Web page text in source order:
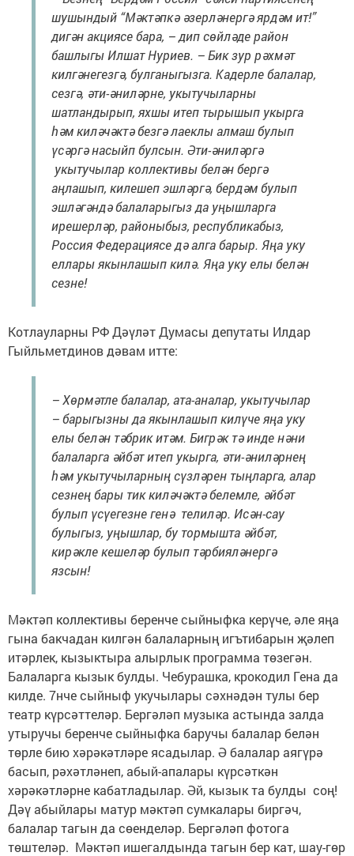
шушындый “Мәктәпкә әзерләнергә ярдәм ит!”
дигән акциясе бара, – дип сөйләде район
башлыгы Илшат Нуриев. – Бик зур рәхмәт
килгәнегезгә, булганыгызга. Кадерле балалар,
сезгә, әти-әниләрне, укытучыларны
шатландырып, яхшы итеп тырышып укырга
һәм киләчәктә безгә лаеклы алмаш булып
үсәргә насыйп булсын. Әти-әниләргә
укытучылар коллективы белән бергә
аңлашып, килешеп эшләргә, бердәм булып
эшләгәндә балаларыгыз да уңышларга
ирешерләр, районыбыз, республикабыз,
Россия Федерациясе дә алга барыр. Яңа уку
еллары якынлашып килә. Яңа уку елы белән
сезне!
Котлауларны РФ Дәүләт Думасы депутаты Илдар
Гыйльметдинов дәвам итте:
– Хөрмәтле балалар, ата-аналар, укытучылар
– барыгызны да якынлашып килүче яңа уку
елы белән тәбрик итәм. Бигрәк тә инде нәни
балаларга әйбәт итеп укырга, әти-әниләрнең
һәм укытучыларның сүзләрен тыңларга, алар
сезнең бары тик киләчәктә белемле, әйбәт
булып үсүегезне генә телиләр. Исән-сау
булыгыз, уңышлар, бу тормышта әйбәт,
кирәкле кешеләр булып тәрбияләнергә
язсын!
Мәктәп коллективы беренче сыйныфка керүче, әле яңа
гына бакчадан килгән балаларның игътибарын җәлеп
итәрлек, кызыктыра алырлык программа төзегән.
Балаларга кызык булды. Чебурашка, крокодил Гена да
килде. 7нче сыйныф укучылары сәхнәдән тулы бер
театр күрсәттеләр. Бергәләп музыка астында залда
утыручы беренче сыйныфка баручы балалар белән
төрле бию хәрәкәтләре ясадылар. Ә балалар аягүрә
басып, рәхәтләнеп, абый-апалары күрсәткән
хәрәкәтләрне кабатладылар. Әй, кызык та булды соң!
Дәү абыйлары матур мәктәп сумкалары биргәч,
балалар тагын да сөенделәр. Бергәләп фотога
төштеләр. Мәктәп ишегалдында тагын бер кат, шау-гөр